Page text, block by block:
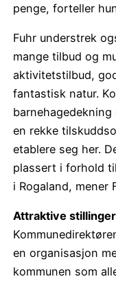
penge, forteller
Fuhr understrek
mange tilbud og
aktivitetstilbud,
fantastisk natur.
en rekke
etablere seg her.
plassert i forhold
i Rogaland, mener
Attraktive stillinger
en organisasjon
kommunen som